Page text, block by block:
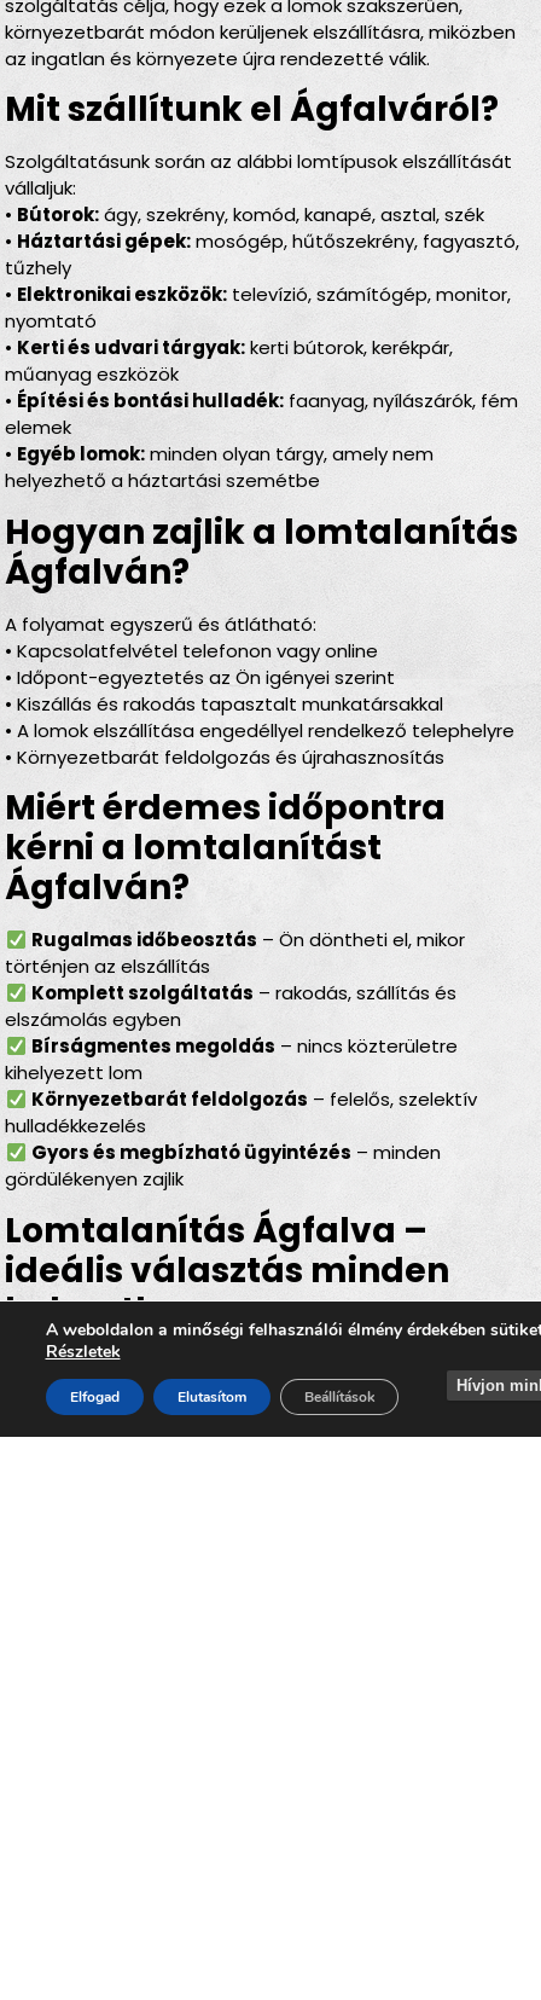
szolgáltatás célja, hogy ezek a lomok szakszerűen,
környezetbarát módon kerüljenek elszállításra, miközben
az ingatlan és környezete újra rendezetté válik.
Mit szállítunk el Ágfalváról?
Szolgáltatásunk során az alábbi lomtípusok elszállítását
vállaljuk:
• Bútorok:ágy, szekrény, komód, kanapé, asztal, szék
• Háztartási gépek:mosógép, hűtőszekrény, fagyasztó,
tűzhely
• Elektronikai eszközök: televízió, számítógép, monitor,
nyomtató
• Kerti és udvari tárgyak:kerti bútorok, kerékpár,
műanyag eszközök
• Építési és bontási hulladék: faanyag, nyílászárók, fém
elemek
• Egyéb lomok:minden olyan tárgy, amely nem
helyezhető a háztartási szemétbe
Hogyan zajlik a lomtalanítás
Ágfalván?
A folyamat egyszerű és átlátható:
• Kapcsolatfelvétel telefonon vagy online
• Időpont-egyeztetés az Ön igényei szerint
• Kiszállás és rakodás tapasztalt munkatársakkal
• A lomok elszállítása engedéllyel rendelkező telephelyre
• Környezetbarát feldolgozás és újrahasznosítás
Miért érdemes időpontra
kérni a lomtalanítást
Ágfalván?
Rugalmas időbeosztás – Ön döntheti el, mikor
történjen az elszállítás
Komplett szolgáltatás – rakodás, szállítás és
elszámolás egyben
Bírságmentes megoldás – nincs közterületre
kihelyezett lom
Környezetbarát feldolgozás – felelős, szelektív
hulladékkezelés
Gyors és megbízható ügyintézés – minden
gördülékenyen zajlik
Lomtalanítás Ágfalva –
ideális választás minden
helyzetben
Legyen szófelújításról, költözésről, garázs- vagy
padlásürítésről, esetleg egy örökölt ingatlan
rendbetételéről, alomtalanítás Ágfalva
helyzetben hatékony és kényelmes megoldást kínál. Az
A weboldalon a minőségi felhasználói élmény érdekében
Részletek
Elfogad Elutasítom Beállítások
Hívjon